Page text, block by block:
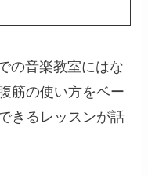
の音楽教室にはな
筋の使い方をベー
きるレッスンが話